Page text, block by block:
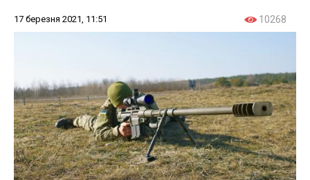
17 березня 2021, 11:51 10268